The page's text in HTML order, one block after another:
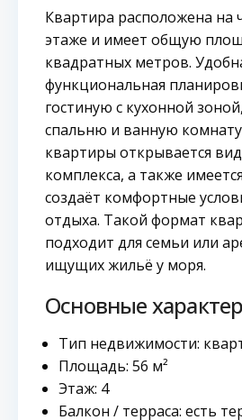
Квартира расположена на
этаже и имеет общую
квадратных метров.
функциональная
гостиную с кухонной
спальню и ванную
квартиры открывается
комплекса, а также
создаёт комфортные
отдыха. Такой формат
подходит для семьи или
ищущих жильё у моря.
Основные
Тип недвижимости:
Площадь: 56 м²
Этаж: 4
Балкон / терраса: есть